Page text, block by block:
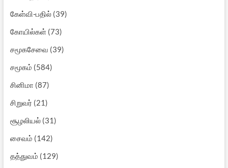
கேள்வி-பதில்(39)
கோயில்கள்(73)
சமூகசேவை (39)
சமூகம் (584)
சினிமா (87)
சிறுவர் (21)
சூழலியல்(31)
சைவம் (142)
தத்துவம் (129)